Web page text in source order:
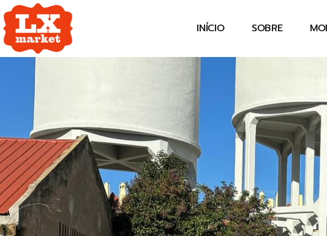
INÍCIO SOBRE